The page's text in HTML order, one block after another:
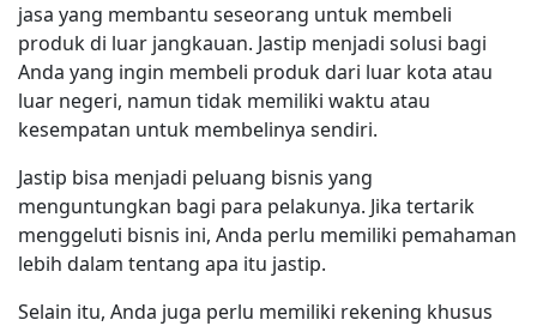
jasa yang membantu seseorang untuk membeli
produk di luar jangkauan. Jastip menjadi solusi bagi
Anda yang ingin membeli produk dari luar kota atau
luar negeri, namun tidak memiliki waktu atau
kesempatan untuk membelinya sendiri.
Jastip bisa menjadi peluang bisnis yang
menguntungkan bagi para pelakunya. Jika tertarik
menggeluti bisnis ini, Anda perlu memiliki pemahaman
lebih dalam tentang apa itu jastip.
Selain itu, Anda juga perlu memiliki rekening khusus